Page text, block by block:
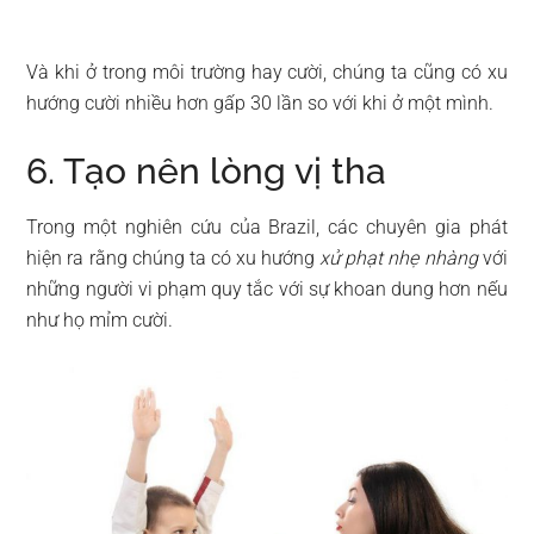
Và khi ở trong môi trường hay cười, chúng ta cũng có xu
hướng cười nhiều hơn gấp 30 lần so với khi ở một mình.
6. Tạo nên lòng vị tha
Trong một nghiên cứu của Brazil, các chuyên gia phát
hiện ra rằng chúng ta có xu hướngxử phạt nhẹ nhàngvới
những người vi phạm quy tắc với sự khoan dung hơn nếu
như họ mỉm cười.